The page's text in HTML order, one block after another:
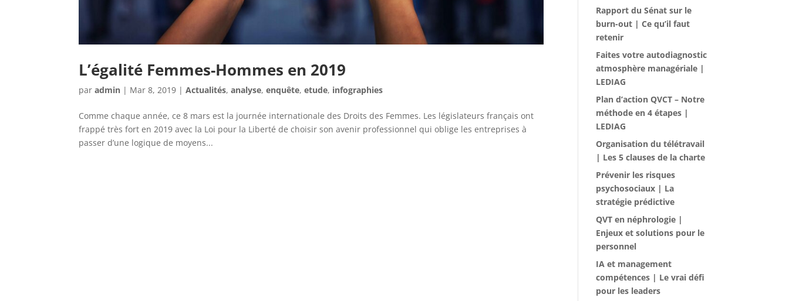
L’égalité Femmes-Hommes en 2019
paradmin | Mar 8, 2019 |Actualités,analyse,enquête,etude, infographies
Comme chaque année, ce 8 mars est la journée internationale des Droits des Femmes. Les législateurs français ont
frappé très fort en 2019 avec la Loi pour la Liberté de choisir son avenir professionnel qui oblige les entreprises à
passer d’une logique de moyens...
Rapport du Sénat sur le
burn-out | Ce qu’il faut
retenir
Faites votre autodiagnostic
atmosphère managériale |
LEDIAG
Plan d’action QVCT – Notre
méthode en 4 étapes |
LEDIAG
Organisation du télétravail
| Les 5 clauses de la charte
Prévenir les risques
psychosociaux | La
stratégie prédictive
QVT en néphrologie |
Enjeux et solutions pour le
personnel
IA et management
compétences | Le vrai défi
pour les leaders